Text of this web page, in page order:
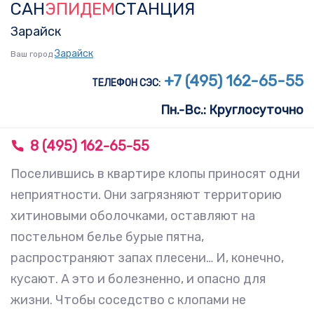
Skip
links
Skip
to
primary
content
САНЭПИДЕМСТАНЦИЯ
Зарайск
Ваш городЗарайск
ТЕЛЕФОН СЭС: +7 (495) 162-65-55
Пн.-Вс.: Круглосуточно
8 (495) 162-65-55
Поселившись в квартире клопы приносят одни
неприятности. Они загрязняют территорию
хитиновыми оболочками, оставляют на
постельном белье бурые пятна,
распространяют запах плесени… И, конечно,
кусают. А это и болезненно, и опасно для
жизни. Чтобы соседство с клопами не